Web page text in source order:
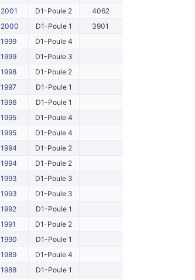
2001
D1-Poule 2
4062
2000
D1-Poule 1
3901
1999
D1-Poule 4
1999
D1-Poule 3
1998
D1-Poule 2
1997
D1-Poule 1
1996
D1-Poule 1
1995
D1-Poule 4
1995
D1-Poule 4
1994
D1-Poule 2
1994
D1-Poule 2
1993
D1-Poule 3
1993
D1-Poule 3
1992
D1-Poule 1
1991
D1-Poule 2
1990
D1-Poule 1
1989
D1-Poule 4
1988
D1-Poule 1